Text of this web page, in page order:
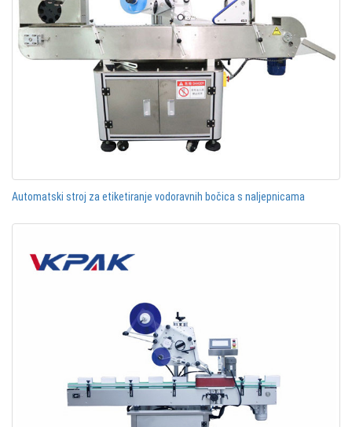
Automatski stroj za etiketiranje vodoravnih bočica s naljepnicama